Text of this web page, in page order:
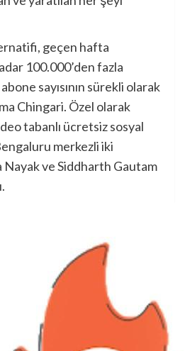
geçen hafta
100.000’den fazla
sayısının sürekli olarak
Chingari. Özel olarak
tabanlı ücretsiz sosyal
merkezli iki
Nayak ve Siddharth Gautam